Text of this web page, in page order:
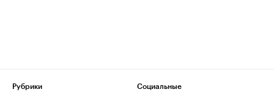
Рубрики
Социальные